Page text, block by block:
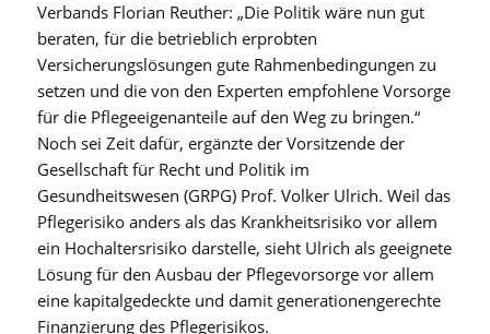
Verbands Florian Reuther: „Die Politik wäre nun gut
beraten, für die betrieblich erprobten
Versicherungslösungen gute Rahmenbedingungen zu
setzen und die von den Experten empfohlene Vorsorge
für die Pflegeeigenanteile auf den Weg zu bringen.“
Noch sei Zeit dafür, ergänzte der Vorsitzende der
Gesellschaft für Recht und Politik im
Gesundheitswesen (GRPG) Prof. Volker Ulrich. Weil das
Pflegerisiko anders als das Krankheitsrisiko vor allem
ein Hochaltersrisiko darstelle, sieht Ulrich als geeignete
Lösung für den Ausbau der Pflegevorsorge vor allem
eine kapitalgedeckte und damit generationengerechte
Finanzierung des Pflegerisikos.